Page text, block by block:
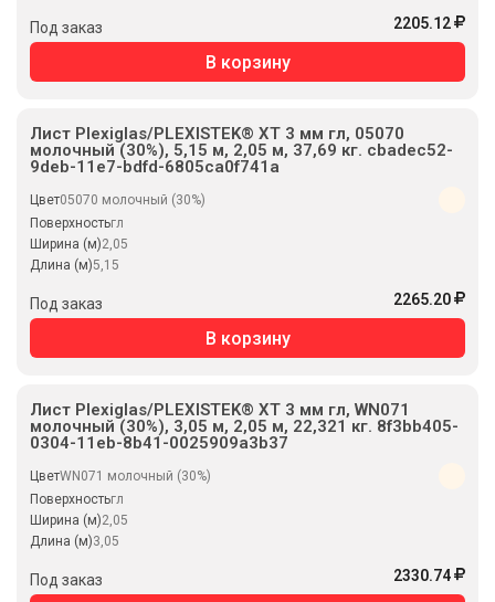
Под заказ 2205.12
В корзину
Лист Plexiglas/PLEXISTEK® XT 3 мм гл, 05070
молочный (30%), 5,15 м, 2,05 м, 37,69 кг. cbadec52-
9deb-11e7-bdfd-6805ca0f741a
Цвет05070 молочный (30%)
Поверхностьгл
Ширина (м)2,05
Длина (м)5,15
Под заказ 2265.20
В корзину
Лист Plexiglas/PLEXISTEK® XT 3 мм гл, WN071
молочный (30%), 3,05 м, 2,05 м, 22,321 кг. 8f3bb405-
0304-11eb-8b41-0025909a3b37
ЦветWN071 молочный (30%)
Поверхностьгл
Ширина (м)2,05
Длина (м)3,05
Под заказ 2330.74